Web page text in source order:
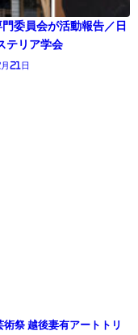
委員会が活動報告／日
テリア学会
21日
術祭 越後妻有アートトリ